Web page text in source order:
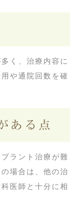
く、治療内容に
や通院回数を確
ある点
ラント治療が難
場合は、他の治
医師と十分に相